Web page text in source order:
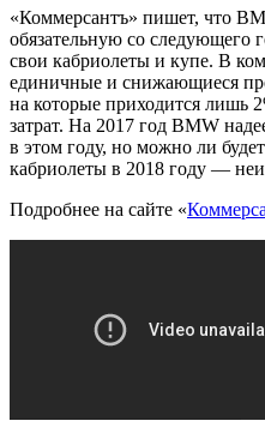
«Коммерсантъ» пишет, что
обязательную со
свои кабриолеты и купе. В
единичные и снижающиеся
на которые приходится лишь
затрат. На 2017 год BMW
в этом году, но можно ли
кабриолеты в 2018 году —
Подробнее на сайте «